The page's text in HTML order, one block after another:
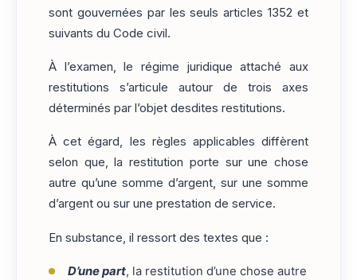
sont gouvernées par les seuls articles 1352 et
suivants du Code civil.
À l’examen, le régime juridique attaché aux
restitutions s’articule autour de trois axes
déterminés par l’objet desdites restitutions.
À cet égard, les règles applicables diffèrent
selon que, la restitution porte sur une chose
autre qu’une somme d’argent, sur une somme
d’argent ou sur une prestation de service.
En substance, il ressort des textes que :
D’une part, la restitution d’une chose autre